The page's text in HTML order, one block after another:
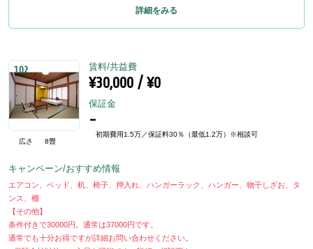
詳細をみる
102
広さ 8畳
賃料/共益費
¥30,000 / ¥0
保証金
-
初期費用1.5万／保証料30％（最低1.2万）※相談可
キャンペーン/おすすめ情報
エアコン、ベッド、机、椅子、押入れ、ハンガーラック、ハンガー、物干しざお、タ
ンス、棚
【その他】
条件付きで30000円。通常は37000円です。
通常でも十分お得ですが詳細お問い合わせください。